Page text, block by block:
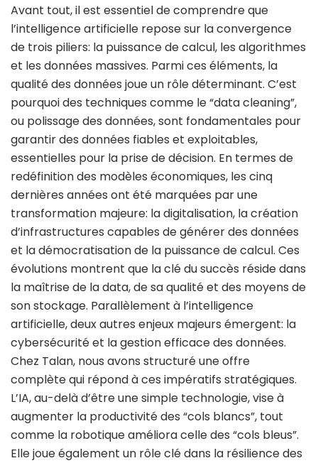
Avant tout, il est essentiel de comprendre que
l’intelligence artificielle repose sur la convergence
de trois piliers: la puissance de calcul, les algorithmes
et les données massives. Parmi ces éléments, la
qualité des données joue un rôle déterminant. C’est
pourquoi des techniques comme le “data cleaning”,
ou polissage des données, sont fondamentales pour
garantir des données fiables et exploitables,
essentielles pour la prise de décision. En termes de
redéfinition des modèles économiques, les cinq
dernières années ont été marquées par une
transformation majeure: la digitalisation, la création
d’infrastructures capables de générer des données
et la démocratisation de la puissance de calcul. Ces
évolutions montrent que la clé du succès réside dans
la maîtrise de la data, de sa qualité et des moyens de
son stockage. Parallèlement à l’intelligence
artificielle, deux autres enjeux majeurs émergent: la
cybersécurité et la gestion efficace des données.
Chez Talan, nous avons structuré une offre
complète qui répond à ces impératifs stratégiques.
L’IA, au-delà d’être une simple technologie, vise à
augmenter la productivité des “cols blancs”, tout
comme la robotique améliora celle des “cols bleus”.
Elle joue également un rôle clé dans la résilience des